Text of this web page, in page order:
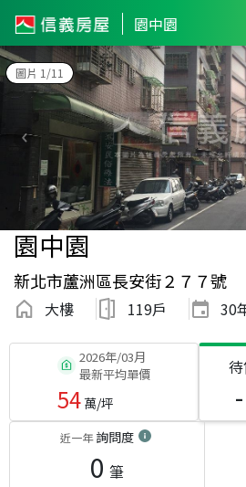
園中園
圖片 1/11
園中園
新北市蘆洲區長安街２７７號
大樓 119戶 30
2026年/03月
最新平均單價
54萬/坪 -
近一年詢問度
0 筆